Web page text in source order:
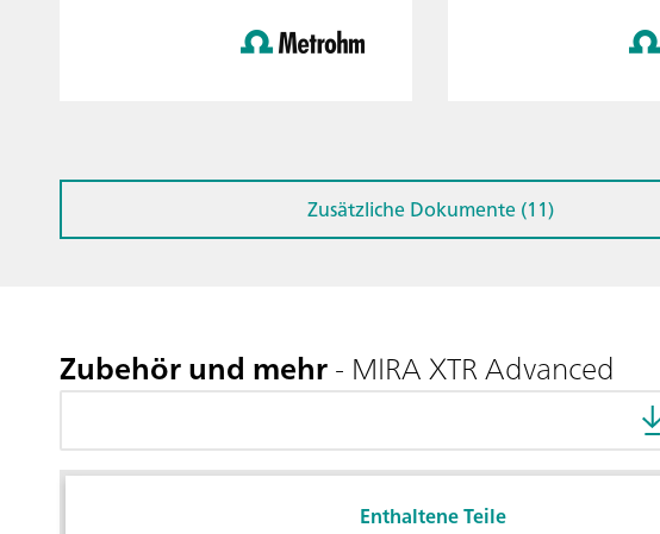
Zusätzliche Dokumente (11)
Zubehör und mehr- MIRA XTR Advanced
Enthaltene Teile